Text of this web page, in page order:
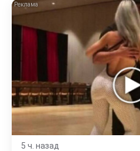
5 ч. назад